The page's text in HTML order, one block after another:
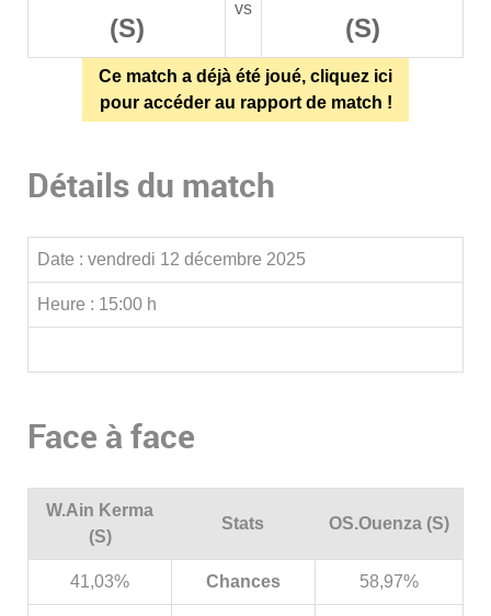
(S)
vs
(S)
Ce match a déjà été joué, cliquez ici
pour accéder au rapport de match !
Détails du match
Date : vendredi 12 décembre 2025
Heure : 15:00 h
Face à face
W.Ain Kerma
(S)
Stats OS.Ouenza (S)
41,03% Chances 58,97%